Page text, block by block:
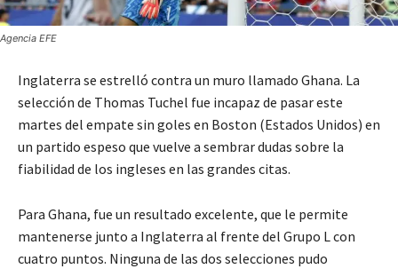
Agencia EFE
Inglaterra se estrelló contra un muro llamado Ghana. La
selección de Thomas Tuchel fue incapaz de pasar este
martes del empate sin goles en Boston (Estados Unidos) en
un partido espeso que vuelve a sembrar dudas sobre la
fiabilidad de los ingleses en las grandes citas.
Para Ghana, fue un resultado excelente, que le permite
mantenerse junto a Inglaterra al frente del Grupo L con
cuatro puntos. Ninguna de las dos selecciones pudo